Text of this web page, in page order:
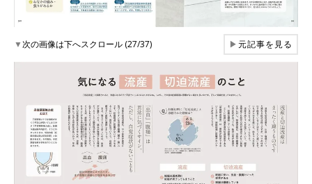
▼次の画像は下へスクロール (27/37) ▶元記事を見る